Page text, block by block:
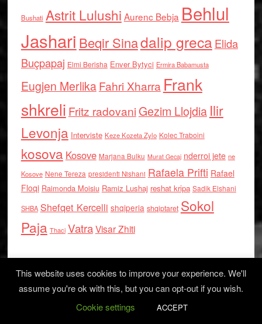
Bushati Astrit Lulushi Aurenc Bebja Behlul
Jashari Beqir Sinadalip grecaElida
Buçpapaj Elmi Berisha Enver Bytyci Ermira Babamusta
Eugjen MerlikaFahri Xharra Frank
shkreli Fritz radovaniGezim Llojdia Ilir
Levonja Interviste Keze Kozeta Zylo Kolec Traboini
kosova Kosove Marjana Bulku Murat Gecaj nderroi jete ne
Kosove Nene Tereza presidenti Nishani Rafaela Prifti Rafael
Floqi Raimonda Moisiu Ramiz Lushaj reshat kripa Sadik Elshani
SHBA Shefqet Kercelli shqiperia shqiptaret Sokol
Paja Thaci VatraVisar Zhiti
Log in
This website uses cookies to improve your experience. We'll
assume you're ok with this, but you can opt-out if you wish.
Cookie settings
ACCEPT